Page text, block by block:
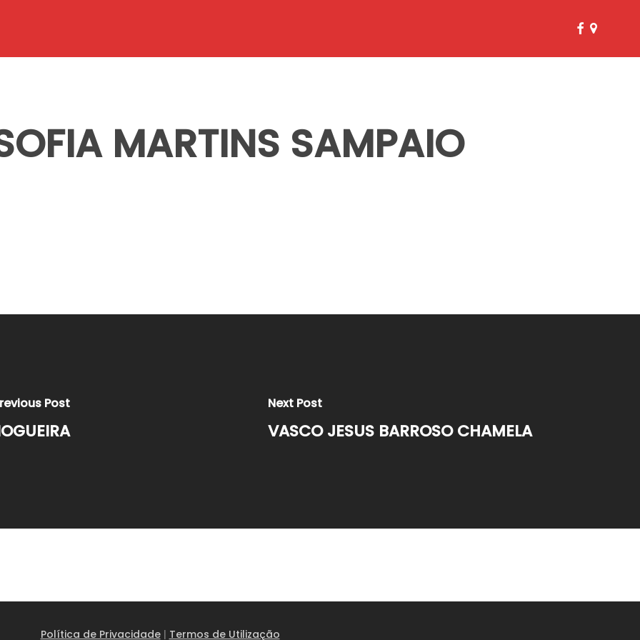
facebook
google-
plus
MARTINS SAMPAIO
Post Next Post
VASCO JESUS BARROSO CHAMELA
Política de Privacidade| Termos de Utilização